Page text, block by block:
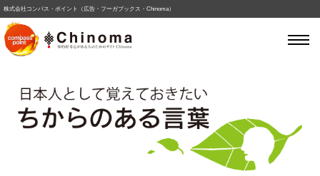
株式会社コンパス・ポイント（広告・フーガブックス・Chinoma）